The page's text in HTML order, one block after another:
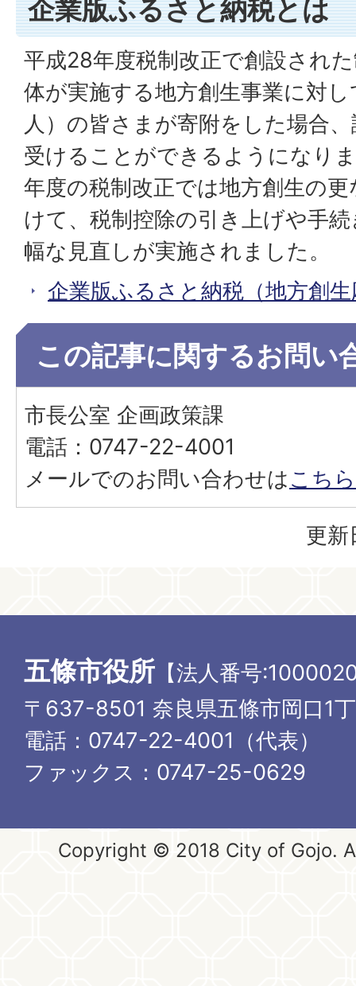
企業版ふるさと納税とは
平成28年度税制改正で創設され
体が実施する地方創生事業に対
人）の皆さまが寄附をした場合
受けることができるようになり
年度の税制改正では地方創生の
けて、税制控除の引き上げや手
幅な見直しが実施されました。
企業版ふるさと納税（地方創
この記事に関するお問い
市長公室 企画政策課
電話：0747-22-4001
メールでのお問い合わせはこちら
更新
五條市役所 【法人番号
〒637-8501 奈良県五條市岡口1
電話：0747-22-4001（代表）
ファックス：0747-25-0629
Copyright © 2018 City of Gojo.